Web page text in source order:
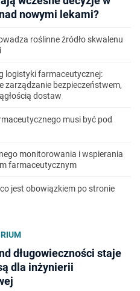
nowymi lekami?
roślinne źródło skwalenu
logistyki farmaceutycznej:
zarządzanie bezpieczeństwem,
dostaw
musi być pod
monitorowania i wspierania
farmaceutycznym
jest obowiązkiem po stronie
długowieczności staje
dla inżynierii